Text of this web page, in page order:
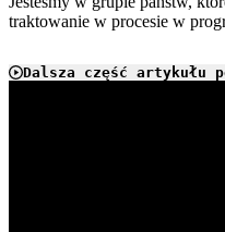
traktowanie w procesie w
Dalsza część artykułu